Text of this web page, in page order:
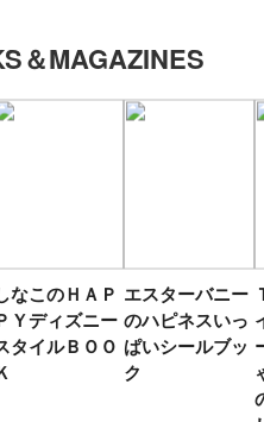
＆MAGAZINES
なこのＨＡＰ
Ｙディズニー
タイルＢＯＯ
エスターバニー
のハピネスいっ
ぱいシールブッ
ク